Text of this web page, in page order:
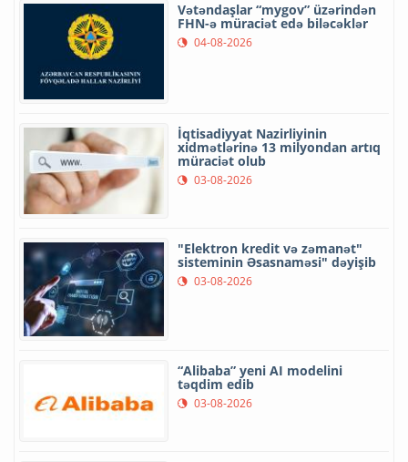
Vətəndaşlar “mygov” üzərindən
FHN-ə müraciət edə biləcəklər
04-08-2026
İqtisadiyyat Nazirliyinin
xidmətlərinə 13 milyondan artıq
müraciət olub
03-08-2026
"Elektron kredit və zəmanət"
sisteminin Əsasnaməsi" dəyişib
03-08-2026
“Alibaba” yeni AI modelini
təqdim edib
03-08-2026